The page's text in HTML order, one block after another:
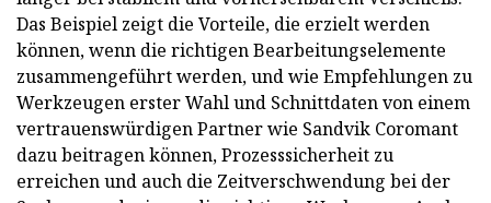
Das Beispiel zeigt die Vorteile, die erzielt werden
können, wenn die richtigen Bearbeitungselemente
zusammengeführt werden, und wie Empfehlungen zu
Werkzeugen erster Wahl und Schnittdaten von einem
vertrauenswürdigen Partner wie Sandvik Coromant
dazu beitragen können, Prozesssicherheit zu
erreichen und auch die Zeitverschwendung bei der